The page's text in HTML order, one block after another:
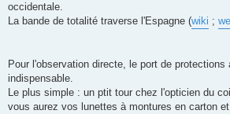
occidentale.
La bande de totalité traverse l'Espagne (wiki ;
Pour l'observation directe, le port de protections
indispensable.
Le plus simple : un ptit tour chez l'opticien du
vous aurez vos lunettes à montures en carton